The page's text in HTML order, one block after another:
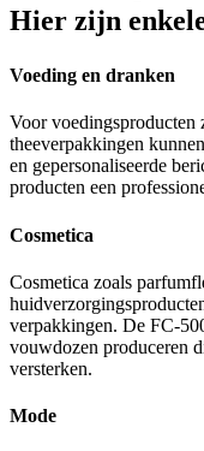
Hier zijn
Voeding en dranken
Voor voedingsproducten
theeverpakkingen
en gepersonaliseerde
producten een
Cosmetica
Cosmetica zoals
verpakkingen. De FC-
vouwdozen produceren
versterken.
Mode